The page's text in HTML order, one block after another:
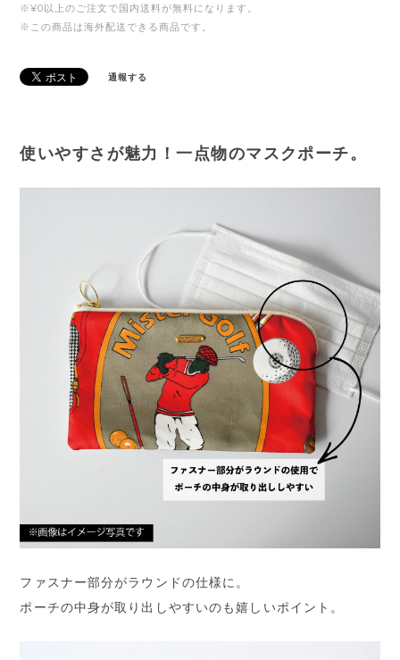
※¥0以上のご注文で国内送料が無料になります。
※この商品は海外配送できる商品です。
通報する
使いやすさが魅力！一点物のマスクポーチ。
ファスナー部分がラウンドの仕様に。
ポーチの中身が取り出しやすいのも嬉しいポイント。